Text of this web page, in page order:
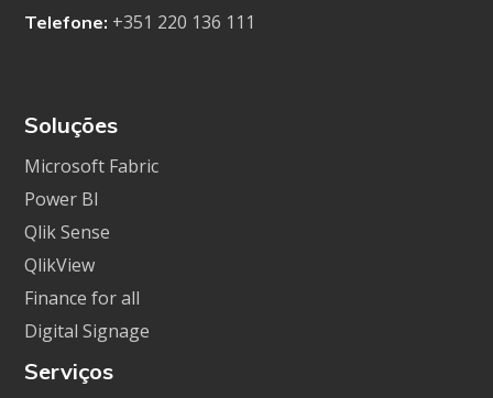
Telefone: +351 220 136 111
Soluções
Microsoft Fabric
Power BI
Qlik Sense
QlikView
Finance for all
Digital Signage
Serviços